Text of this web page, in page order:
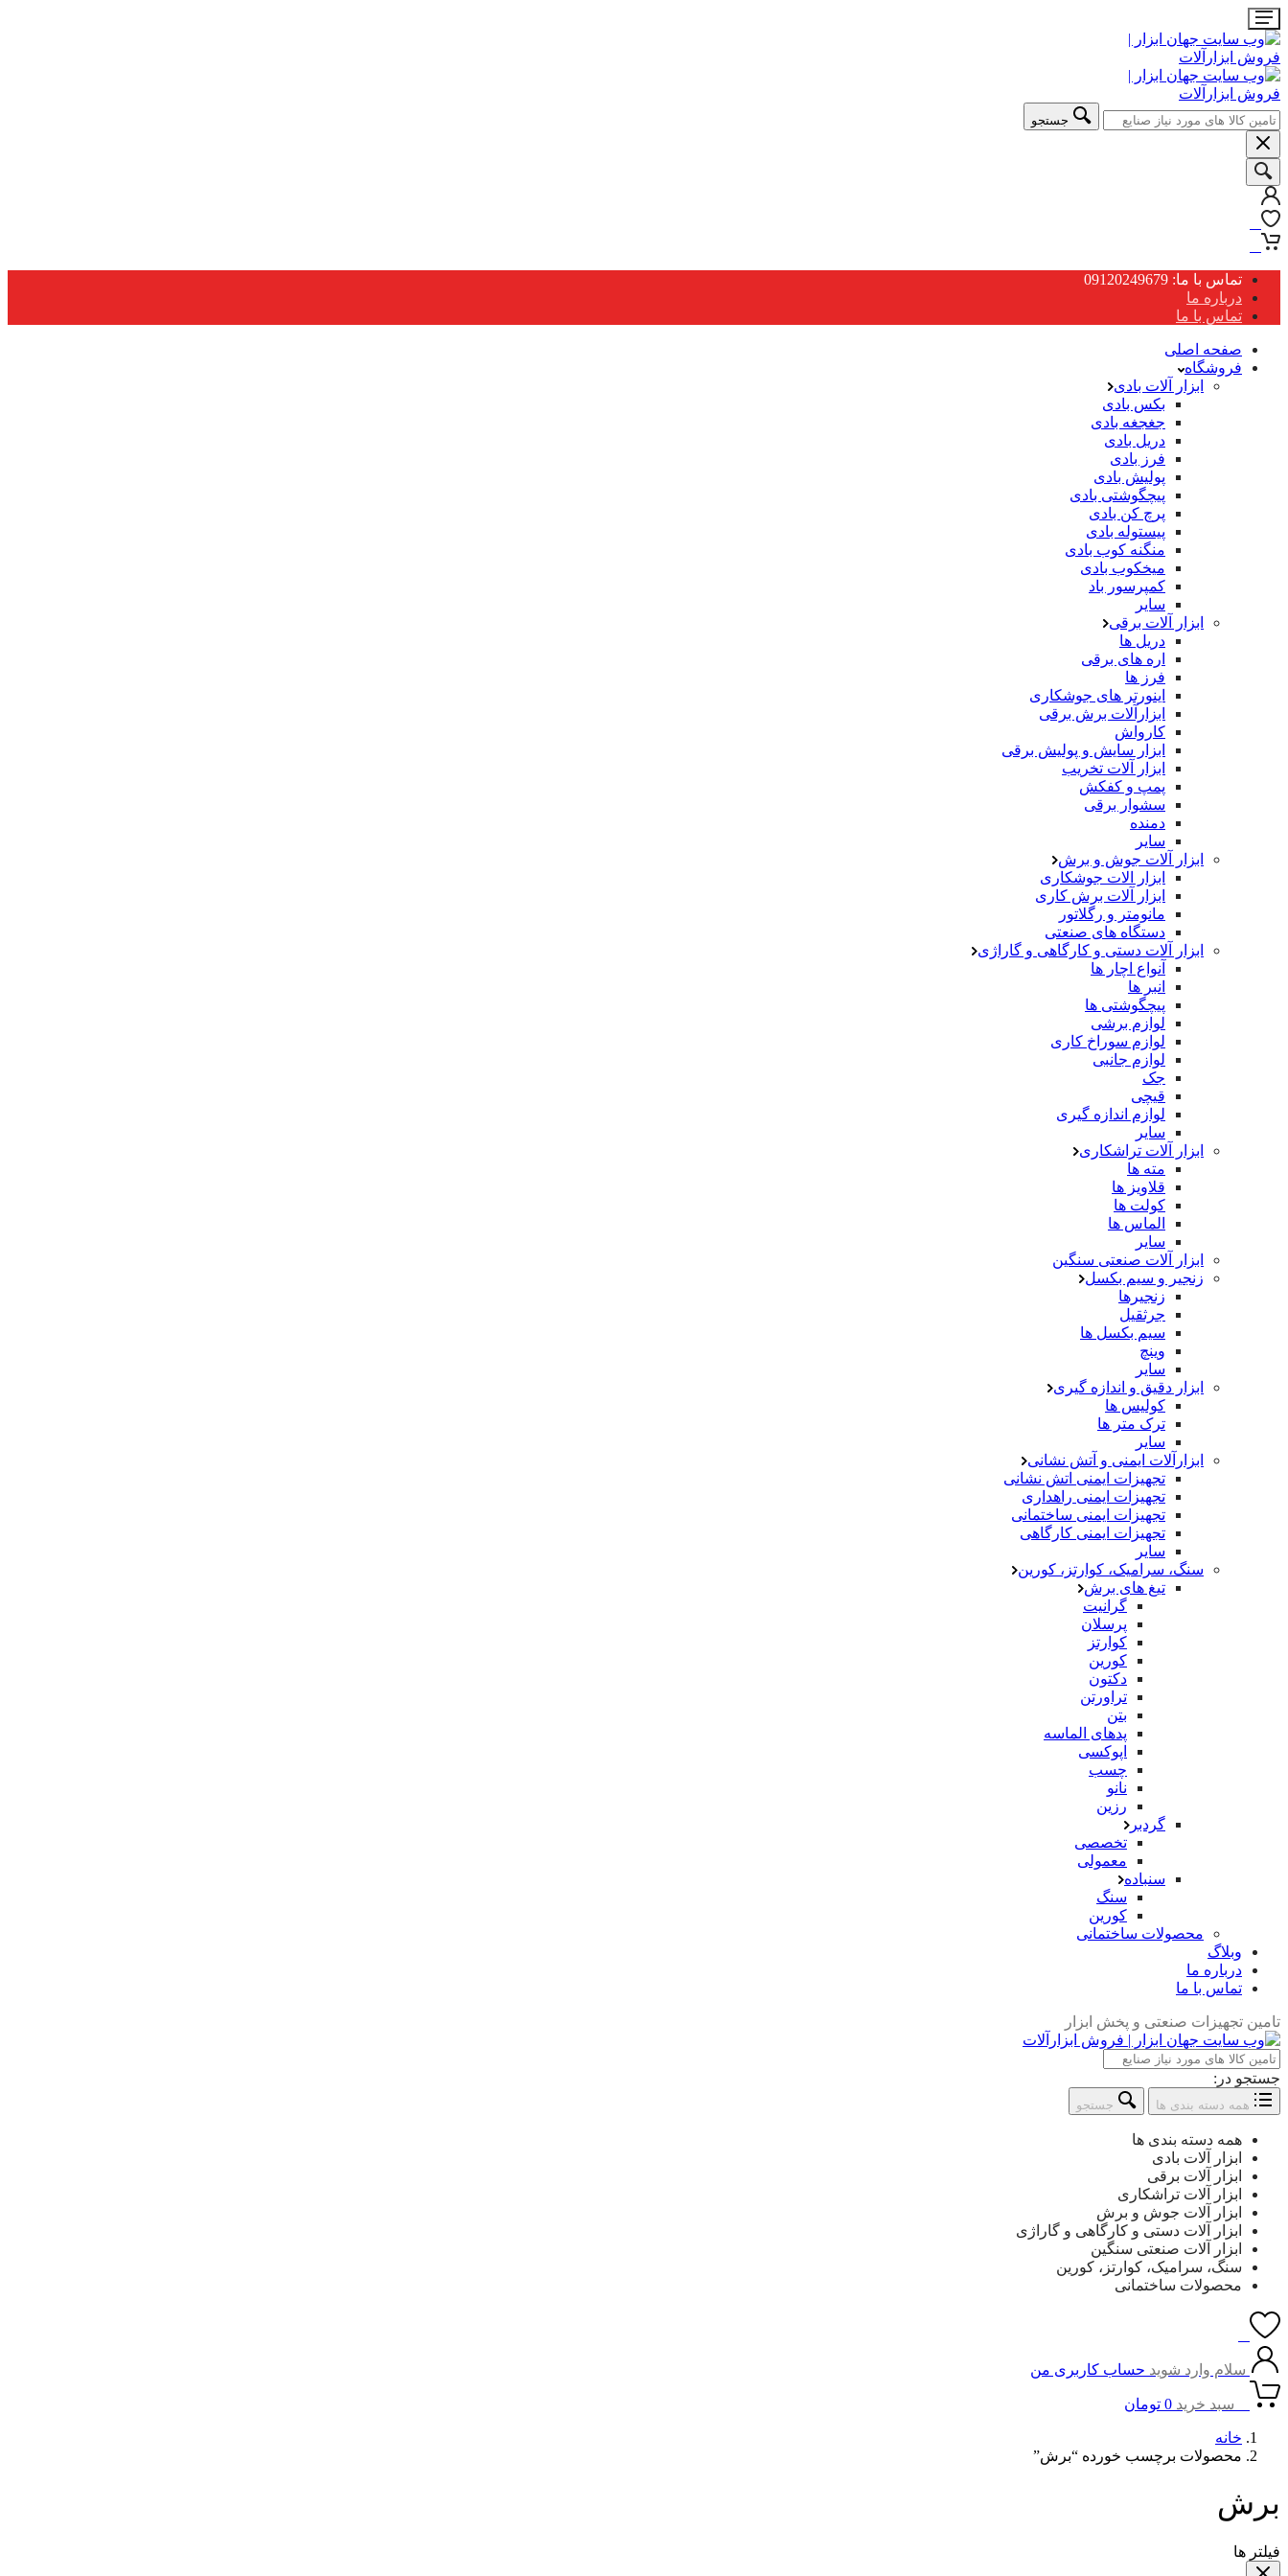
جستجو
تماس با ما: 09120249679
درباره ما
تماس با ما
صفحه اصلی
فروشگاه
ابزار آلات بادی
بکس بادی
جغجغه بادی
دریل بادی
فرز بادی
پولیش بادی
پیچگوشتی بادی
پرچ کن بادی
پیستوله بادی
منگنه کوب بادی
میخکوب بادی
کمپرسور باد
سایر
ابزار آلات برقی
دریل ها
اره های برقی
فرز ها
اینورتر های جوشکاری
ابزارآلات برش برقی
کارواش
ابزار سایش و پولیش برقی
ابزار آلات تخریب
پمپ و کفکش
سشوار برقی
دمنده
سایر
ابزار آلات جوش و برش
ابزار الات جوشکاری
ابزار آلات برش کاری
مانومتر و رگلاتور
دستگاه های صنعتی
ابزار آلات دستی و کارگاهی و گاراژی
آنواع اچار ها
انبر ها
پیچگوشتی ها
لوازم برشی
لوازم سوراخ کاری
لوازم جانبی
جک
قیچی
لوازم اندازه گیری
سایر
ابزار آلات تراشکاری
مته ها
قلاویز ها
کولت ها
الماس ها
سایر
ابزار آلات صنعتی سنگین
زنجیر و سیم بکسل
زنجیرها
جرثقیل
سیم بکسل ها
وینچ
سایر
ابزار دقیق و اندازه گیری
کولیس ها
ترک متر ها
سایر
ابزارآلات ایمنی و آتش نشانی
تجهیزات ایمنی اتش نشانی
تجهیزات ایمنی راهداری
تجهیزات ایمنی ساختمانی
تجهیزات ایمنی کارگاهی
سایر
سنگ، سرامیک، کوارتز، کورین
تیغ های برش
گرانیت
پرسلان
کوارتز
کورین
دکتون
تراورتن
بتن
پدهای الماسه
اپوکسی
چسب
نانو
رزین
گردبر
تخصصی
معمولی
سنباده
سنگ
کورین
محصولات ساختمانی
وبلاگ
درباره ما
تماس با ما
تامین تجهیزات صنعتی و پخش ابزار
جستجو در:
همه دسته بندی ها جستجو
همه دسته بندی ها
ابزار آلات بادی
ابزار آلات برقی
ابزار آلات تراشکاری
ابزار آلات جوش و برش
ابزار آلات دستی و کارگاهی و گاراژی
ابزار آلات صنعتی سنگین
سنگ، سرامیک، کوارتز، کورین
محصولات ساختمانی
سلام وارد شوید حساب کاربری من
سبد خرید 0 تومان
خانه
محصولات برچسب خورده “برش”
برش
فیلتر ها